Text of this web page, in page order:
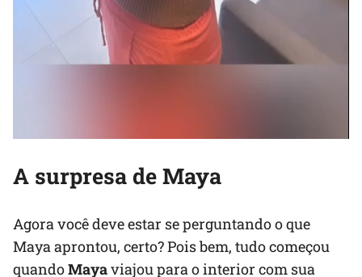
A surpresa de Maya
Agora você deve estar se perguntando o que
Maya aprontou, certo? Pois bem, tudo começou
quandoMayaviajou para o interior com sua